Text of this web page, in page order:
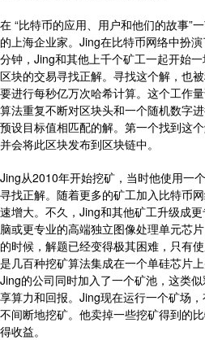
在 “比特币的应用、用户和他们的故事”
的上海企业家。Jing在比特币网络中扮
分钟，Jing和其他上千个矿工一起开始
区块的交易寻找正解。寻找这个解，也
要进行每秒亿万次哈希计算。这个工作
算法重复不断对区块头和一个随机数字
预设目标值相匹配的解。第一个找到这
并会将此区块发布到区块链中。
Jing从2010年开始挖矿，当时他使用一
寻找正解。随着更多的矿工加入比特币
速增大。不久，Jing和其他矿工升级成
脑或更专业的高端独立图像处理单元芯
的时候，解题已经变得极其困难，只有
是几百种挖矿算法集成在一个单硅芯片
Jing的公司同时加入了一个矿池，这类
享算力和回报。Jing现在运行一个矿场
不间断地挖矿。他卖掉一些挖矿得到的
得收益。